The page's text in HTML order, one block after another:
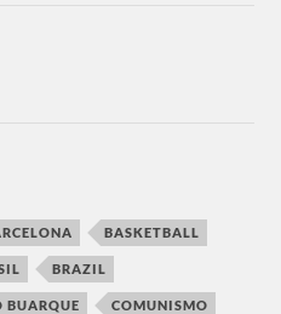
BASKETBALL
BRAZIL
BUARQUE COMUNISMO